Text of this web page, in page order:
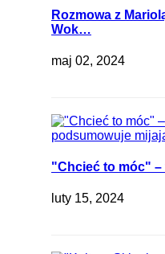
Rozmowa z
Wok…
maj 02, 2024
"Chcieć to móc"
luty 15, 2024